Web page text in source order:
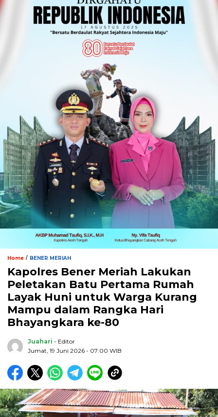
Home / BENER MERIAH
Kapolres Bener Meriah Lakukan
Peletakan Batu Pertama Rumah
Layak Huni untuk Warga Kurang
Mampu dalam Rangka Hari
Bhayangkara ke-80
Juahari - Editor
Jumat, 19 Juni 2026 - 07:00 WIB